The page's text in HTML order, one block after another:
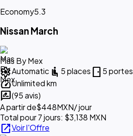
Economy5.3
Nissan March
Mas By Mex
settingsAutomatic airline_seat_recline_normal 5 places sensor_door 5 portes
speedUnlimited km
rate_review(95 avis)
A partir de$448MXN/ jour
Total pour 7 jours: $3,138 MXN
open_in_newVoir l'Offre